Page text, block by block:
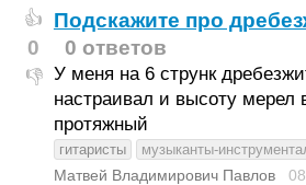
👍
0
👎
Подскажите про
0 ответов
У меня на 6 струнк
настраивал и высоту мерел
протяжный
гитаристы музыканты-
Матвей Владимирович Павлов